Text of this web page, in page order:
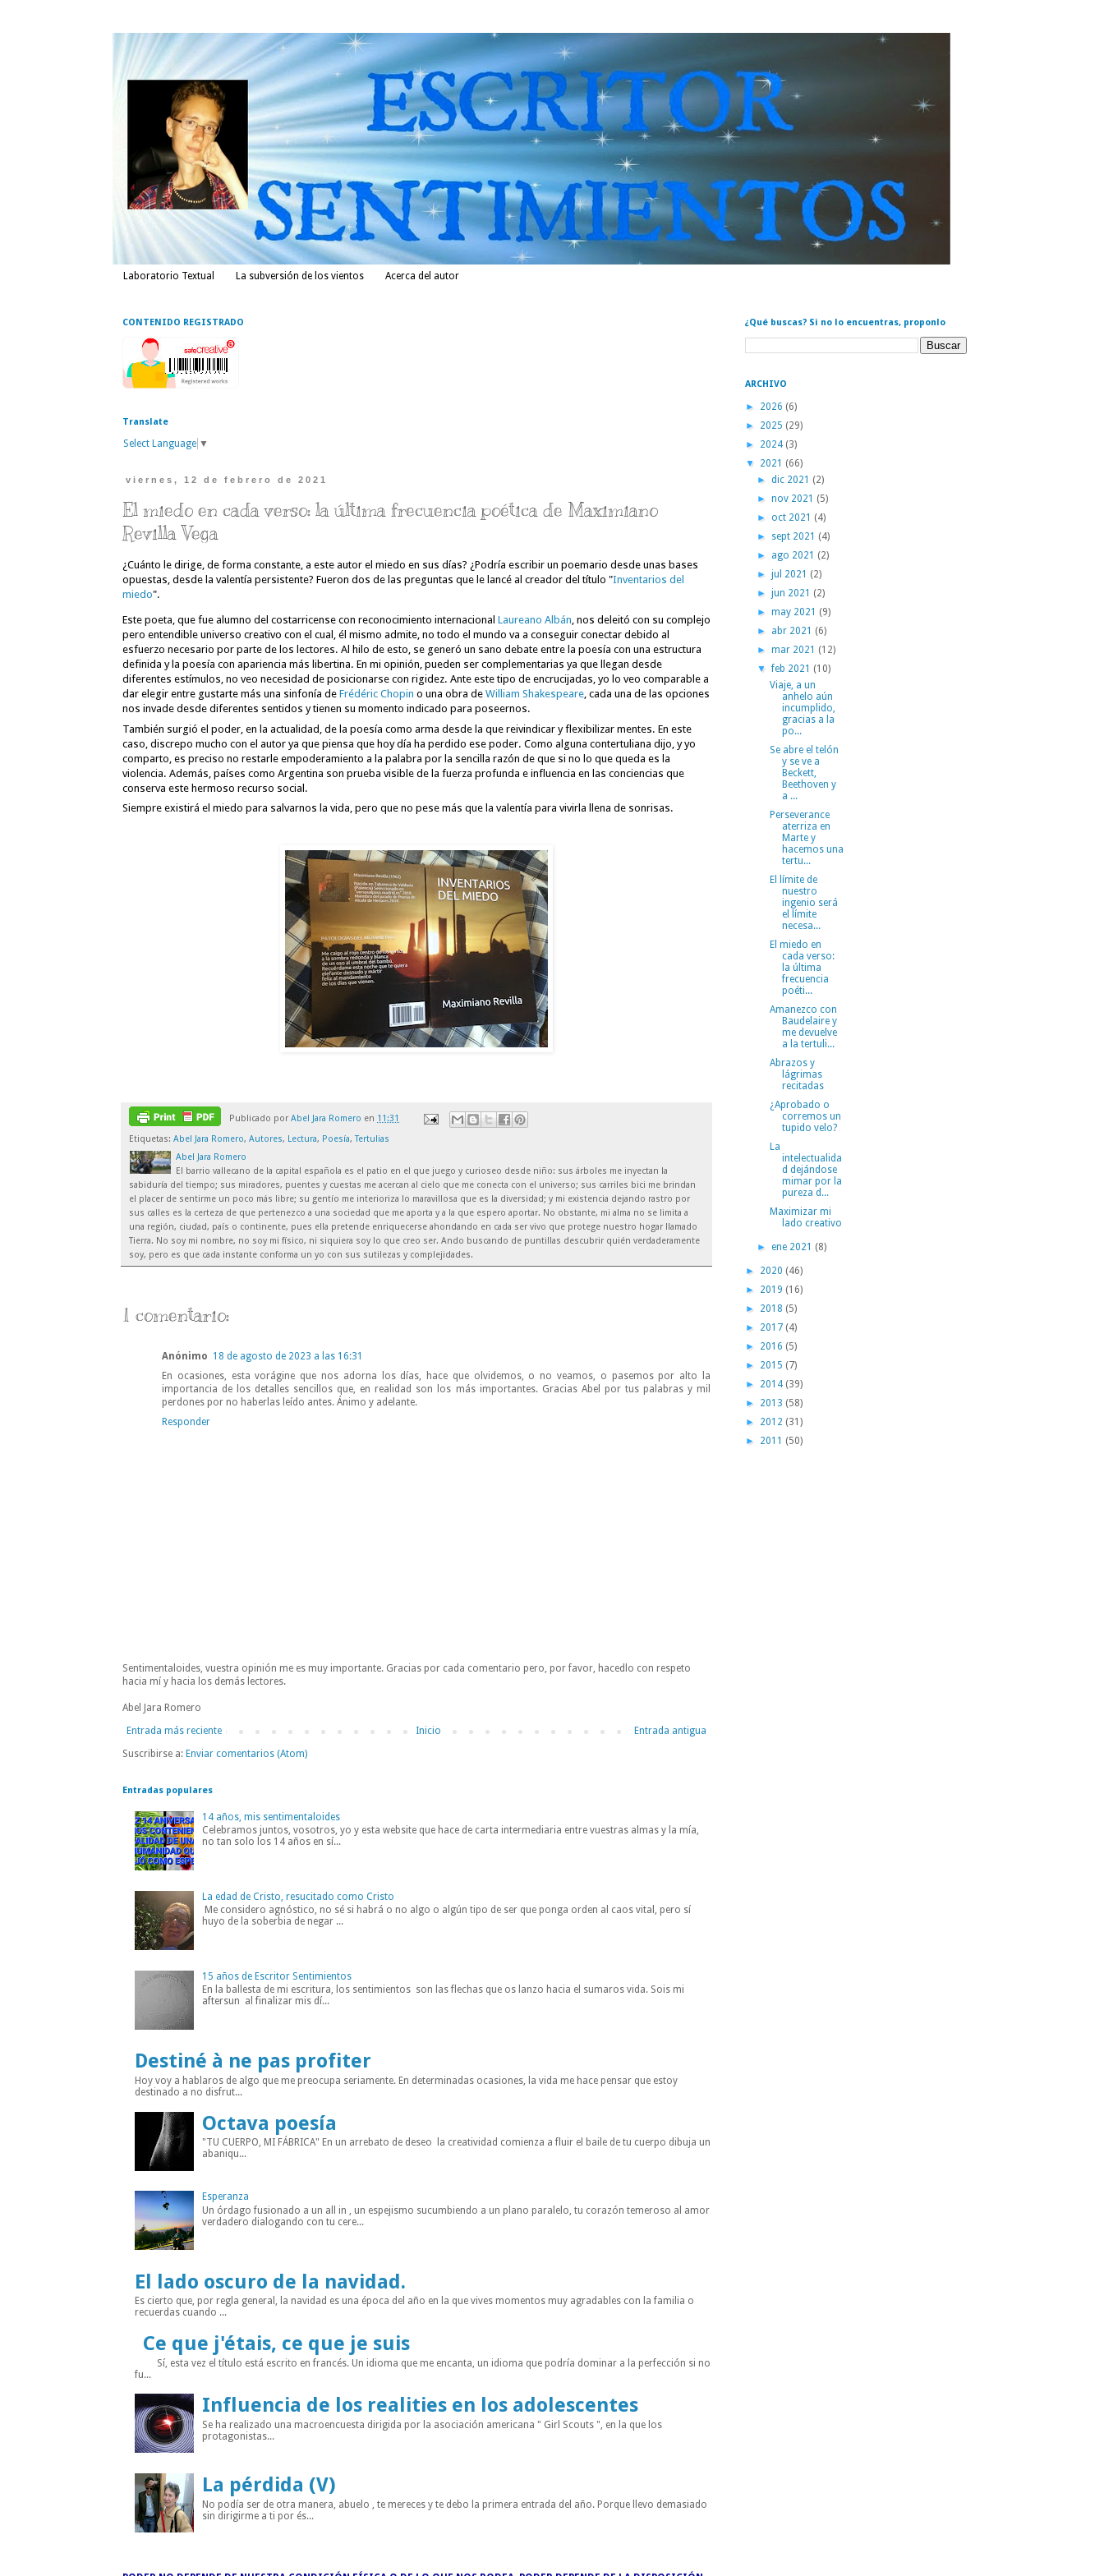
Laboratorio Textual La subversión de los vientos Acerca del autor
CONTENIDO REGISTRADO
Translate
Select Language ▼
viernes, 12 de febrero de 2021
El miedo en cada verso: la última frecuencia poética de Maximiano
Revilla Vega
¿Cuánto le dirige, de forma constante, a este autor el miedo en sus días? ¿Podría escribir un poemario desde unas bases
opuestas, desde la valentía persistente? Fueron dos de las preguntas que le lancé al creador del título "Inventarios del
miedo".
Este poeta, que fue alumno del costarricense con reconocimiento internacional Laureano Albán, nos deleitó con su complejo
pero entendible universo creativo con el cual, él mismo admite, no todo el mundo va a conseguir conectar debido al
esfuerzo necesario por parte de los lectores. Al hilo de esto, se generó un sano debate entre la poesía con una estructura
definida y la poesía con apariencia más libertina. En mi opinión, pueden ser complementarias ya que llegan desde
diferentes estímulos, no veo necesidad de posicionarse con rigidez. Ante este tipo de encrucijadas, yo lo veo comparable a
dar elegir entre gustarte más una sinfonía de Frédéric Chopin o una obra de William Shakespeare, cada una de las opciones
nos invade desde diferentes sentidos y tienen su momento indicado para poseernos.
También surgió el poder, en la actualidad, de la poesía como arma desde la que reivindicar y flexibilizar mentes. En este
caso, discrepo mucho con el autor ya que piensa que hoy día ha perdido ese poder. Como alguna contertuliana dijo, y yo
comparto, es preciso no restarle empoderamiento a la palabra por la sencilla razón de que si no lo que queda es la
violencia. Además, países como Argentina son prueba visible de la fuerza profunda e influencia en las conciencias que
conserva este hermoso recurso social.
Siempre existirá el miedo para salvarnos la vida, pero que no pese más que la valentía para vivirla llena de sonrisas.
Publicado por Abel Jara Romero en 11:31
Etiquetas: Abel Jara Romero, Autores, Lectura, Poesía,Tertulias
Abel Jara Romero
El barrio vallecano de la capital española es el patio en el que juego y curioseo desde niño: sus árboles me inyectan la
sabiduría del tiempo; sus miradores, puentes y cuestas me acercan al cielo que me conecta con el universo; sus carriles bici me brindan
el placer de sentirme un poco más libre; su gentío me interioriza lo maravillosa que es la diversidad; y mi existencia dejando rastro por
sus calles es la certeza de que pertenezco a una sociedad que me aporta y a la que espero aportar. No obstante, mi alma no se limita a
una región, ciudad, país o continente, pues ella pretende enriquecerse ahondando en cada ser vivo que protege nuestro hogar llamado
Tierra. No soy mi nombre, no soy mi físico, ni siquiera soy lo que creo ser. Ando buscando de puntillas descubrir quién verdaderamente
soy, pero es que cada instante conforma un yo con sus sutilezas y complejidades.
1 comentario:
Anónimo 18 de agosto de 2023 a las 16:31
En ocasiones, esta vorágine que nos adorna los días, hace que olvidemos, o no veamos, o pasemos por alto la
importancia de los detalles sencillos que, en realidad son los más importantes. Gracias Abel por tus palabras y mil
perdones por no haberlas leído antes. Ánimo y adelante.
Responder
Sentimentaloides, vuestra opinión me es muy importante. Gracias por cada comentario pero, por favor, hacedlo con respeto
hacia mí y hacia los demás lectores.
Abel Jara Romero
Entrada más reciente
Entrada antigua
Inicio
Suscribirse a: Enviar comentarios (Atom)
Entradas populares
14 años, mis sentimentaloides
Celebramos juntos, vosotros, yo y esta website que hace de carta intermediaria entre vuestras almas y la mía,
no tan solo los 14 años en sí...
La edad de Cristo, resucitado como Cristo
Me considero agnóstico, no sé si habrá o no algo o algún tipo de ser que ponga orden al caos vital, pero sí
huyo de la soberbia de negar ...
15 años de Escritor Sentimientos
En la ballesta de mi escritura, los sentimientos son las flechas que os lanzo hacia el sumaros vida. Sois mi
aftersun al finalizar mis dí...
Destiné à ne pas profiter
Hoy voy a hablaros de algo que me preocupa seriamente. En determinadas ocasiones, la vida me hace pensar que estoy
destinado a no disfrut...
Octava poesía
"TU CUERPO, MI FÁBRICA" En un arrebato de deseo la creatividad comienza a fluir el baile de tu cuerpo dibuja un
abaniqu...
Esperanza
Un órdago fusionado a un all in , un espejismo sucumbiendo a un plano paralelo, tu corazón temeroso al amor
verdadero dialogando con tu cere...
El lado oscuro de la navidad.
Es cierto que, por regla general, la navidad es una época del año en la que vives momentos muy agradables con la familia o
recuerdas cuando ...
Ce que j'étais, ce que je suis
Sí, esta vez el título está escrito en francés. Un idioma que me encanta, un idioma que podría dominar a la perfección si no
fu...
Influencia de los realities en los adolescentes
Se ha realizado una macroencuesta dirigida por la asociación americana " Girl Scouts ", en la que los
protagonistas...
La pérdida (V)
No podía ser de otra manera, abuelo , te mereces y te debo la primera entrada del año. Porque llevo demasiado
sin dirigirme a ti por és...
¿Qué buscas? Si no lo encuentras, proponlo
ARCHIVO
► 2026 (6)
► 2025 (29)
► 2024 (3)
▼ 2021 (66)
►dic 2021 (2)
►nov 2021 (5)
► oct 2021 (4)
► sept 2021 (4)
► ago 2021 (2)
►jul 2021 (2)
►jun 2021 (2)
►may 2021 (9)
► abr 2021 (6)
►mar 2021 (12)
▼feb 2021 (10)
Viaje, a un
anhelo aún
incumplido,
gracias a la
po...
Se abre el telón
y se ve a
Beckett,
Beethoven y
a ...
Perseverance
aterriza en
Marte y
hacemos una
tertu...
El límite de
nuestro
ingenio será
el límite
necesa...
El miedo en
cada verso:
la última
frecuencia
poéti...
Amanezco con
Baudelaire y
me devuelve
a la tertuli...
Abrazos y
lágrimas
recitadas
¿Aprobado o
corremos un
tupido velo?
La
intelectualida
d dejándose
mimar por la
pureza d...
Maximizar mi
lado creativo
►ene 2021 (8)
► 2020 (46)
► 2019 (16)
► 2018 (5)
► 2017 (4)
► 2016 (5)
► 2015 (7)
► 2014 (39)
► 2013 (58)
► 2012 (31)
► 2011 (50)